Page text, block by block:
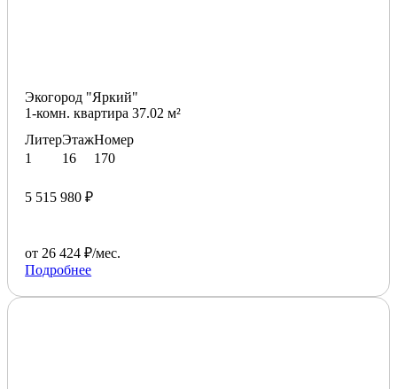
Экогород "Яркий"
1-комн. квартира 37.02 м²
Литер
1
Этаж
16
Номер
170
5 515 980 ₽
от 26 424 ₽/мес.
Подробнее